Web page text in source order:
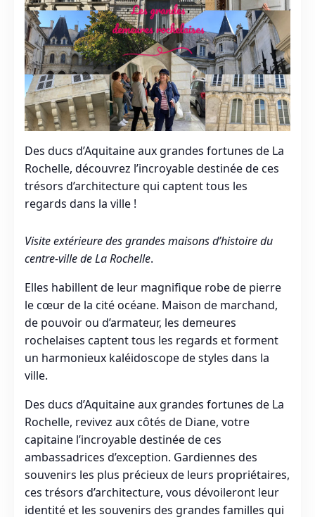
Des ducs d’Aquitaine aux grandes fortunes de La
Rochelle, découvrez l’incroyable destinée de ces
trésors d’architecture qui captent tous les
regards dans la ville !
Visite extérieure des grandes maisons d’histoire du
centre-ville de La Rochelle.
Elles habillent de leur magnifique robe de pierre
le cœur de la cité océane. Maison de marchand,
de pouvoir ou d’armateur, les demeures
rochelaises captent tous les regards et forment
un harmonieux kaléidoscope de styles dans la
ville.
Des ducs d’Aquitaine aux grandes fortunes de La
Rochelle, revivez aux côtés de Diane, votre
capitaine l’incroyable destinée de ces
ambassadrices d’exception. Gardiennes des
souvenirs les plus précieux de leurs propriétaires,
ces trésors d’architecture, vous dévoileront leur
identité et les souvenirs des grandes familles qui